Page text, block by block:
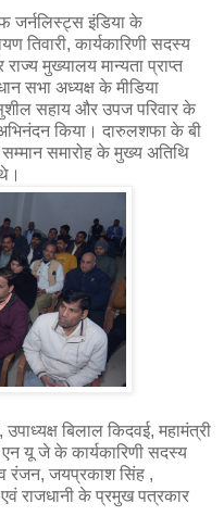
जर्नलिस्ट्स इंडिया के
तिवारी, कार्यकारिणी सदस्य
मुख्यालय मान्यता प्राप्त
सभा अध्यक्ष के मीडिया
सहाय और उपज परिवार के
किया। दारुलशफा के बी
समारोह के मुख्य अतिथि
बिलाल किदवई, महामंत्री
एन यू जे के कार्यकारिणी सदस्य
रंजन, जयप्रकाश सिंह ,
राजधानी के प्रमुख पत्रकार